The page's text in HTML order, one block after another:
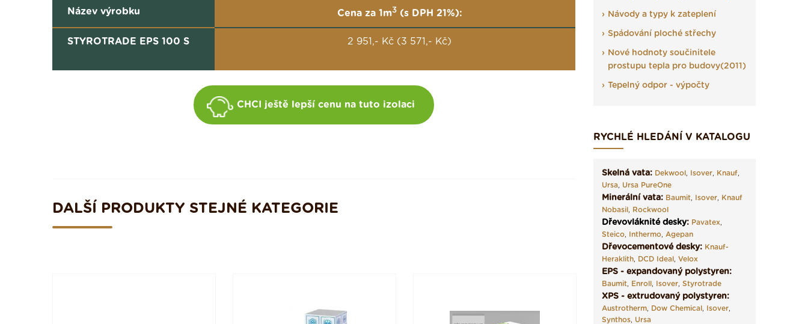
Název výrobku Cena za 1m3(s DPH 21%):
STYROTRADE EPS 100 S 2 951,- Kč (3 571,- Kč)
CHCI ještě lepší cenu na tuto izolaci
DALŠÍ PRODUKTY STEJNÉ KATEGORIE
Návody a typy k zateplení
Spádování ploché střechy
Nové hodnoty součinitele
prostupu tepla pro budovy(2011)
Tepelný odpor - výpočty
RYCHLÉ HLEDÁNÍ V KATALOGU
Skelná vata: Dekwool, Isover, Knauf,
Ursa, Ursa PureOne
Minerální vata: Baumit, Isover, Knauf
Nobasil, Rockwool
Dřevovláknité desky: Pavatex,
Steico, Inthermo, Agepan
Dřevocementové desky: Knauf-
Heraklith, DCD Ideal, Velox
EPS - expandovaný polystyren:
Baumit, Enroll, Isover, Styrotrade
XPS - extrudovaný polystyren:
Austrotherm, Dow Chemical, Isover,
Synthos, Ursa